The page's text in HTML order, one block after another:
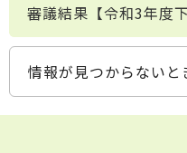
審議結果【令和3年度下
情報が見つからないと